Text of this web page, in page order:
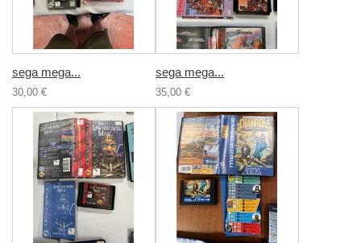
sega mega...
30,00 €
sega mega...
35,00 €